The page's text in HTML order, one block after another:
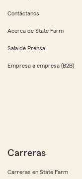
Contáctanos
Acerca de State Farm
Sala de Prensa
Empresa a empresa (B2B)
Carreras
Carreras en State Farm